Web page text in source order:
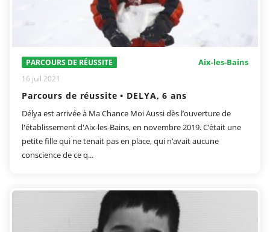
PARCOURS DE RÉUSSITE Aix-les-Bains
16 juil 2021
Parcours de réussite • DELYA, 6 ans
Délya est arrivée à Ma Chance Moi Aussi dès l’ouverture de
l'établissement d'Aix-les-Bains, en novembre 2019. C’était une
petite fille qui ne tenait pas en place, qui n’avait aucune
conscience de ce q...